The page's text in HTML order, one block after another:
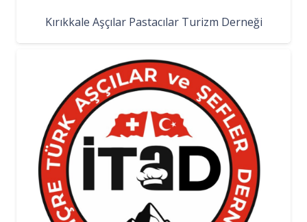
Kırıkkale Aşçılar Pastacılar Turizm Derneği